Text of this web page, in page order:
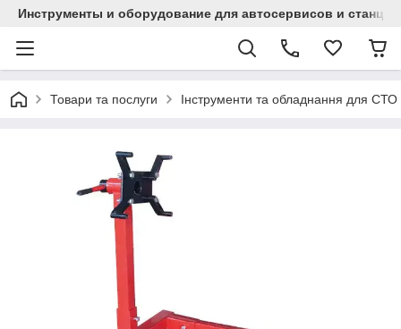
Инструменты и оборудование для автосервисов и
Товари та послуги Інструменти та обладнання для СТО